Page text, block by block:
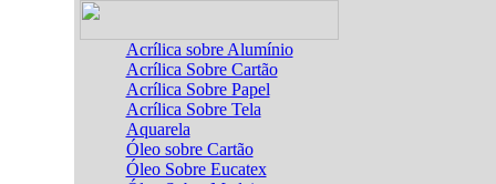
Acrílica sobre Alumínio
Acrílica Sobre Cartão
Acrílica Sobre Papel
Acrílica Sobre Tela
Aquarela
Óleo sobre Cartão
Óleo Sobre Eucatex